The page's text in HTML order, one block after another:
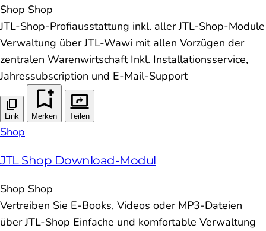
Shop Shop
JTL-Shop-Profiausstattung inkl. aller JTL-Shop-Module
Verwaltung über JTL-Wawi mit allen Vorzügen der
zentralen Warenwirtschaft Inkl. Installationsservice,
Jahressubscription und E-Mail-Support
Link Merken Teilen
Shop
JTL Shop Download-Modul
Shop Shop
Vertreiben Sie E-Books, Videos oder MP3-Dateien
über JTL-Shop Einfache und komfortable Verwaltung